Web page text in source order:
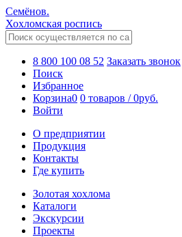
Семёнов.
Хохломская роспись
8 800 100 08 52 Заказать звонок
Поиск
Избранное
Корзина0 0 товаров /0руб.
Войти
О предприятии
Продукция
Контакты
Где купить
Золотая хохлома
Каталоги
Экскурсии
Проекты